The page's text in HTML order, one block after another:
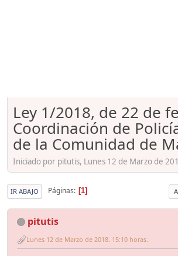
Ley 1/2018, de 22 de
Coordinación de
de la Comunidad de
Iniciado por pitutis, Lunes 12 de Marzo de
IR ABAJO Páginas 1
pitutis
Lunes 12 de Marzo de 2018. 15:10 horas.